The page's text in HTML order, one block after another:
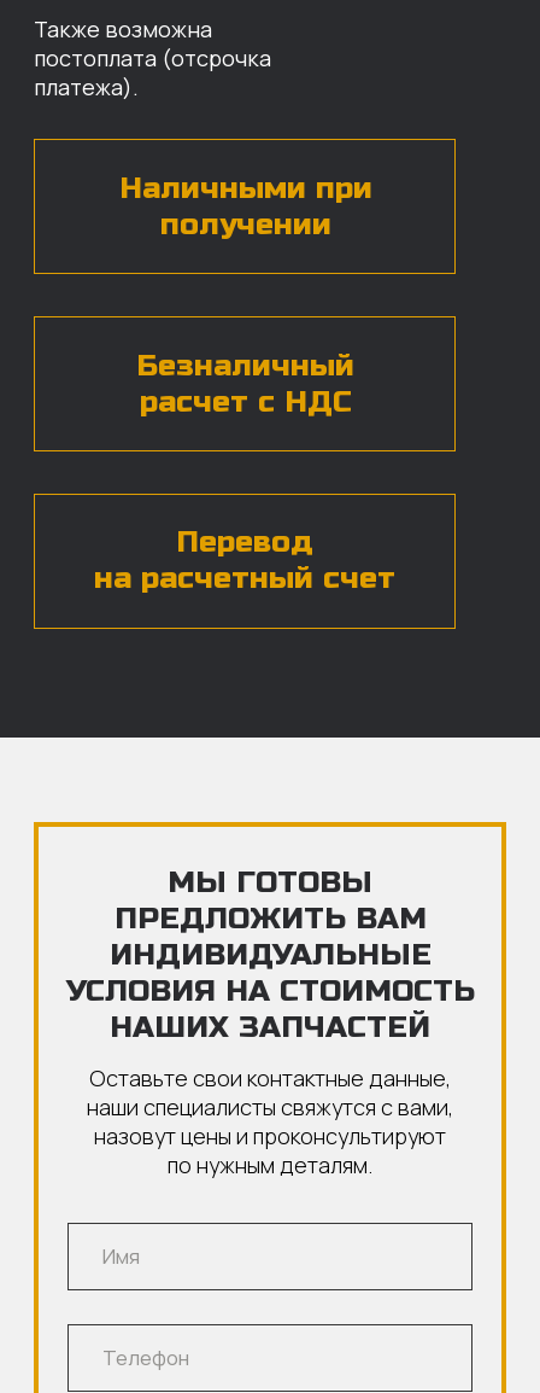
назовут цены и проконсультируют
по нужным деталям.
персональных данных*
ЧАСТЫЕ ВОПРОСЫ